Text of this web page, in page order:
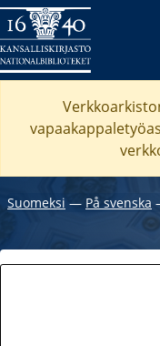
Suomeksi ― På svenska